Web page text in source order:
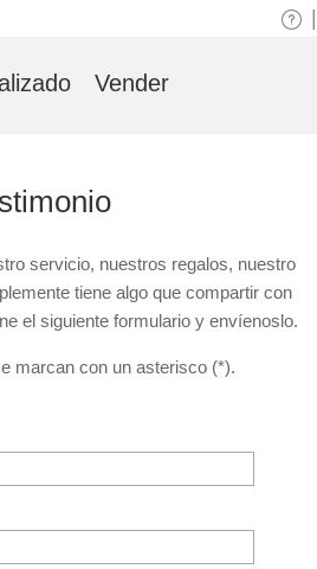
servicio, nuestros regalos, nuestro
tiene algo que compartir con
el siguiente formulario y envíenoslo.
marcan con un asterisco (*).
Vender